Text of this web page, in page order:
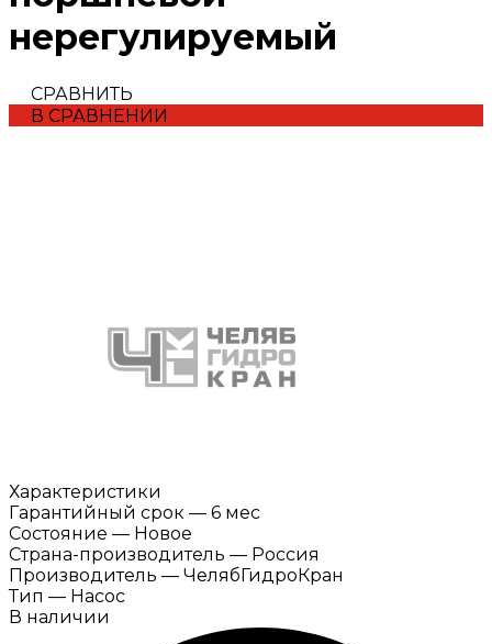
нерегулируемый
СРАВНИТЬ
В СРАВНЕНИИ
Характеристики
Гарантийный срок — 6 мес
Состояние — Новое
Страна-производитель — Россия
Производитель — ЧелябГидроКран
Тип — Насос
В наличии